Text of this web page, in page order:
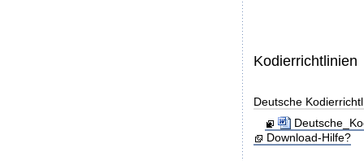
Kodierrichtlinien
Deutsche
Download-Hilfe?